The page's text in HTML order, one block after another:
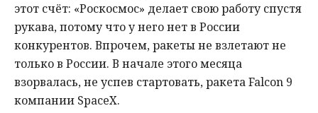
этот счёт: «Роскосмос» делает свою работу спустя
рукава, потому что у него нет в России
конкурентов. Впрочем, ракеты не взлетают не
только в России. В начале этого месяца
взорвалась, не успев стартовать, ракета Falcon 9
компании SpaceX.